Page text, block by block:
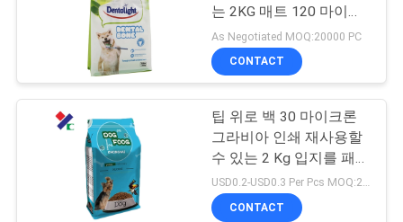
요
KRAFT 종이 주머니
18
는 2KG 매트 120 마이크
론을 밀봉하여 편듭니다
As Negotiated MOQ:20000 PC
CONTACT
팁 위로 백 30 마이크론
그라비아 인쇄 재사용할
수 있는 2 Kg 입지를 패키
징하는 인쇄된 애완동물
사료
USD0.2-USD0.3 Per Pcs MOQ:20000 PC
CONTACT